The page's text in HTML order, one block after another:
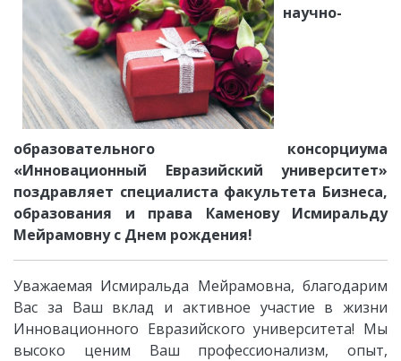
научно-
образовательного консорциума
«Инновационный Евразийский университет»
поздравляет специалиста факультета Бизнеса,
образования и права Каменову Исмиральду
Мейрамовнус Днем рождения!
Уважаемая Исмиральда Мейрамовна, благодарим
Вас за Ваш вклад и активное участие в жизни
Инновационного Евразийского университета! Мы
высоко ценим Ваш профессионализм, опыт,